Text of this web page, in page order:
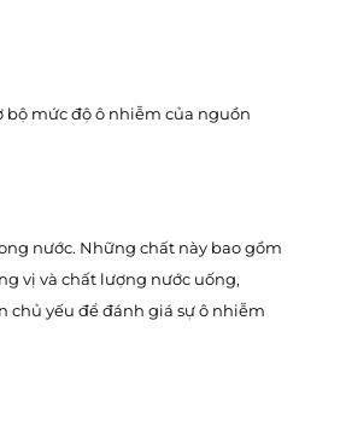
bộ mức độ ô nhiễm của nguồn
nước. Những chất này bao gồm
vị và chất lượng nước uống,
chủ yếu để đánh giá sự ô nhiễm